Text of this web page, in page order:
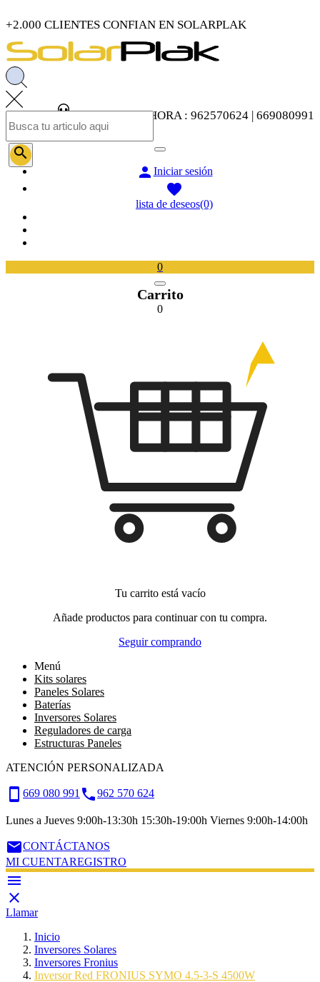
+2.000 CLIENTES CONFIAN EN SOLARPLAK
LLAMENOS AHORA : 962570624 | 669080991

Iniciar sesión

lista de deseos(0)
0
Carrito
0
Tu carrito está vacío
Añade productos para continuar con tu compra.
Seguir comprando
Menú
Kits solares
Paneles Solares
Baterías
Inversores Solares
Reguladores de carga
Estructuras Paneles
ATENCIÓN PERSONALIZADA
smartphone 669 080 991 call962 570 624
Lunes a Jueves 9:00h-13:30h 15:30h-19:00h Viernes 9:00h-14:00h
emailCONTÁCTANOS
MI CUENTAREGISTRO


Llamar
Inicio
Inversores Solares
Inversores Fronius
Inversor Red FRONIUS SYMO 4.5-3-S 4500W